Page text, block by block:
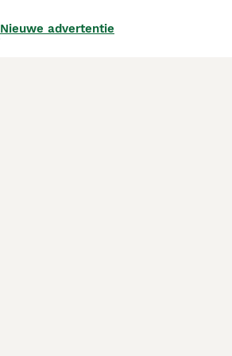
Nieuwe advertentie